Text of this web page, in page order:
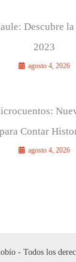
Descubre
2023
agosto 4, 2026
para Contar
agosto 4, 2026
- Todos los